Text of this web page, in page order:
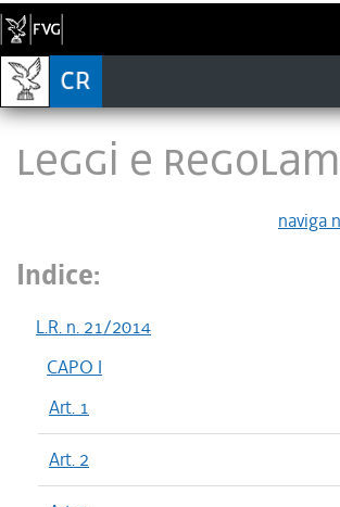
LEGGI E
naviga
Indice:
L.R. n. 21/2014
CAPO I
Art. 1
Art. 2